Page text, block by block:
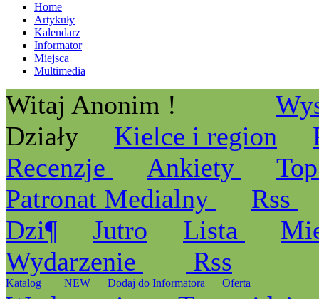
Home
Artykuły
Kalendarz
Informator
Miejsca
Multimedia
Witaj Anonim !
Działy
Kielce i region
Recenzje
Ankiety
Patronat Medialny
Rss
Dzi¶
Jutro Lista
Wydarzenie
Rss
Katalog _NEW Dodaj do Informatora Oferta